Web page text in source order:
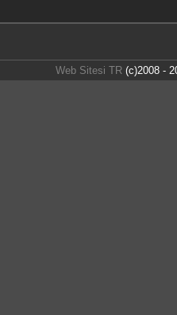
Web Sitesi TR(c)2008 -